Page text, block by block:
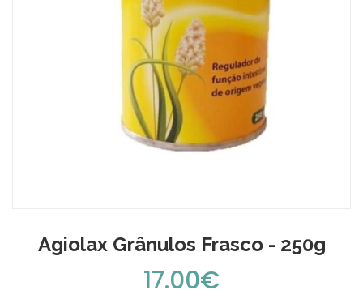
Agiolax Grânulos Frasco - 250g
17.00€